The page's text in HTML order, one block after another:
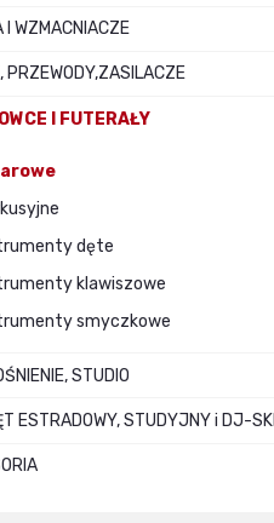
I WZMACNIACZE
PRZEWODY,ZASILACZE
I FUTERAŁY
dęte
klawiszowe
smyczkowe
STUDIO
ESTRADOWY, STUDYJNY i DJ-SKI